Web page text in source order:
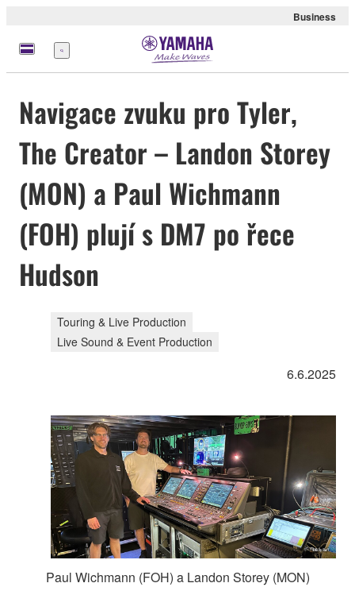
Business
Nabídka
Navigace zvuku pro Tyler,
The Creator – Landon Storey
(MON) a Paul Wichmann
(FOH) plují s DM7 po řece
Hudson
Touring & Live Production
Live Sound & Event Production
6.6.2025
Paul Wichmann (FOH) a Landon Storey (MON)